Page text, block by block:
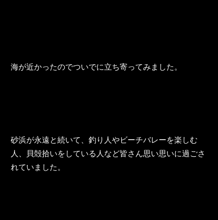
東邦グループの採用情報
海が近かったのでついでに立ち寄ってみました。
砂浜が永遠と続いて、釣り人やビーチバレーを楽しむ
人、貝殻拾いをしている人など皆さん思い思いに過ごさ
れていました。